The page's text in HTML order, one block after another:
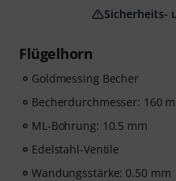
Flügelhorn
Goldmessing Becher
Becherdurchmesser: 160
ML-Bohrung: 10.5 mm
Edelstahl-Ventile
Wandungsstärke: 0.50 mm
Sicherheits-